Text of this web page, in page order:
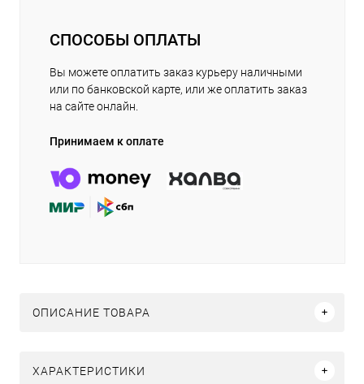
СПОСОБЫ ОПЛАТЫ
Вы можете оплатить заказ курьеру наличными
или по банковской карте, или же оплатить заказ
на сайте онлайн.
Принимаем к оплате
ОПИСАНИЕ ТОВАРА
ХАРАКТЕРИСТИКИ